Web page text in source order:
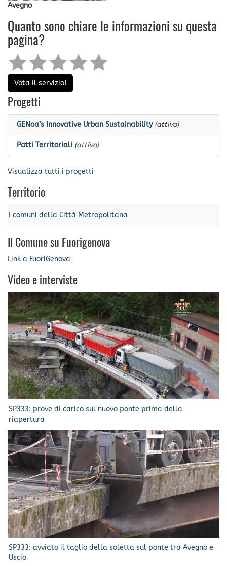
Avegno
Quanto sono chiare le informazioni su questa
pagina?
Vota il servizio!
Progetti
GENoa’s Innovative Urban Sustainability (attivo)
Patti Territoriali (attivo)
Visualizza tutti i progetti
Territorio
I comuni della Città Metropolitana
Il Comune su Fuorigenova
Link a FuoriGenova
Video e interviste
SP333: prove di carico sul nuovo ponte prima della
riapertura
SP333: avviato il taglio della soletta sul ponte tra Avegno e
Uscio